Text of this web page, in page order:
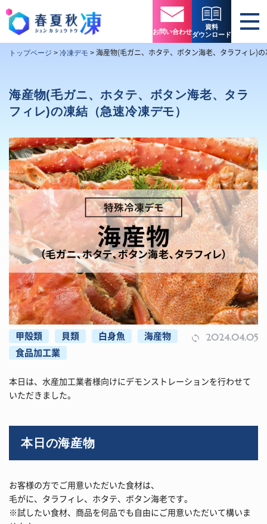
お問い合わせ
資料
ダウンロード
トップページ > 冷凍デモ > 海産物(毛ガニ、ホタテ、ボタン海老、タラフィレ)
海産物(毛ガニ、ホタテ、ボタン海老、タラ
フィレ)の凍結（急速冷凍デモ）
甲殻類 貝類 白身魚
海産物
食品加工業
2024.04.05
本日は、水産加工業者様向けにデモンストレーションを行わせて
いただきました。
本日の海産物
お客様の方でご用意いただいた食材は、
毛がに、タラフィレ、ホタテ、ボタン海老です。
※試したい食材、商品を何品でも自由にご用意いただいて構いま